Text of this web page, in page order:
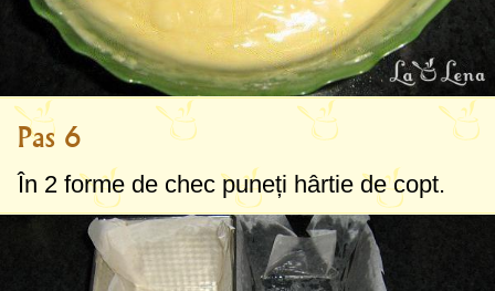
Pas 6
În 2 forme de chec puneți hârtie de copt.